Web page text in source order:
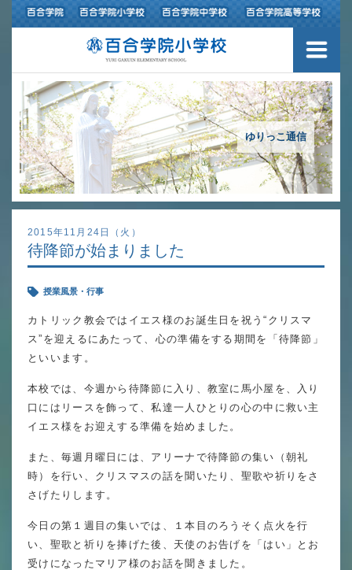
ゆりっこ通信
2015年11月24日（火）
待降節が始まりました
授業風景・行事
カトリック教会ではイエス様のお誕生日を祝う“クリスマ
ス”を迎えるにあたって、心の準備をする期間を「待降節」
といいます。
本校では、今週から待降節に入り、教室に馬小屋を、入り
口にはリースを飾って、私達一人ひとりの心の中に救い主
イエス様をお迎えする準備を始めました。
また、毎週月曜日には、アリーナで待降節の集い（朝礼
時）を行い、クリスマスの話を聞いたり、聖歌や祈りをさ
さげたりします。
今日の第１週目の集いでは、１本目のろうそく点火を行
い、聖歌と祈りを捧げた後、天使のお告げを「はい」とお
受けになったマリア様のお話を聞きました。
３つの豊かさ・沿革
施設紹介
アクセスマップ
制服紹介
スクールバス運行
授業の特色
進路指導
体育と食育
クラブ活動
委員会
百合学院小学校の一日
学校図書館